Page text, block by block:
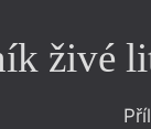
živé